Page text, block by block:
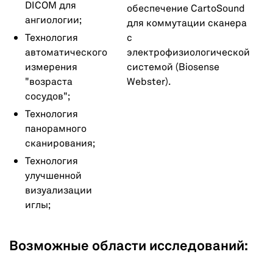
DICOM для
ангиологии;
Технология
автоматического
измерения
"возраста
сосудов";
Технология
панорамного
сканирования;
Технология
улучшенной
визуализации
иглы;
обеспечение CartoSound
для коммутации сканера
с
электрофизиологической
системой (Biosense
Webster).
Возможные области исследований: